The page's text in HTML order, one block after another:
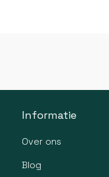
Informatie
Over ons
Blog